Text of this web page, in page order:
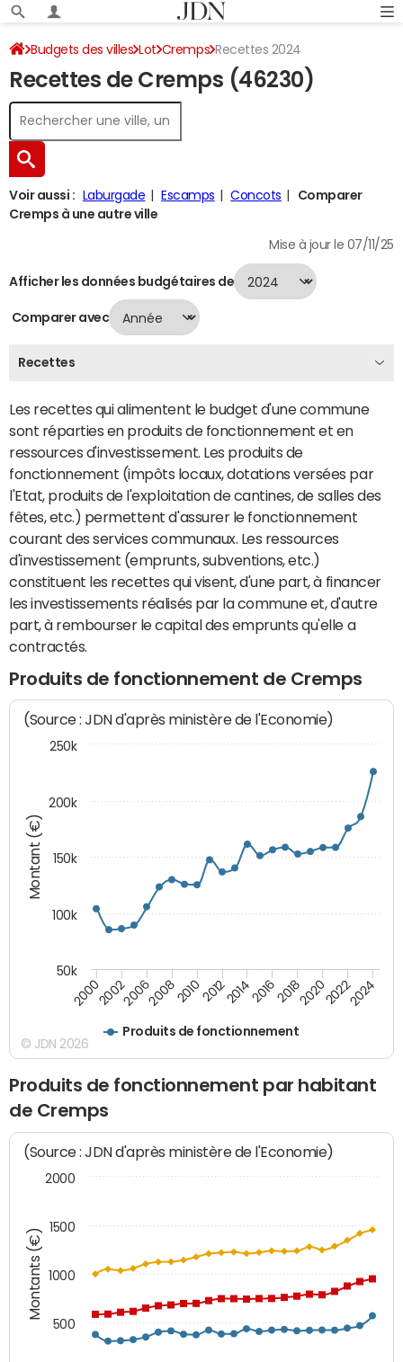
Budgets des villes Lot Cremps Recettes 2024
Recettes de Cremps (46230)
Voir aussi : Laburgade Escamps Concots
Comparer
Cremps à une autre ville
Mise à jour le 07/11/25
Afficher les données budgétaires de
Comparer avec
Recettes
Les recettes qui alimentent le budget d'une commune
sont réparties en produits de fonctionnement et en
ressources d'investissement. Les produits de
fonctionnement (impôts locaux, dotations versées par
l'Etat, produits de l'exploitation de cantines, de salles des
fêtes, etc.) permettent d'assurer le fonctionnement
courant des services communaux. Les ressources
d'investissement (emprunts, subventions, etc.)
constituent les recettes qui visent, d'une part, à financer
les investissements réalisés par la commune et, d'autre
part, à rembourser le capital des emprunts qu'elle a
contractés.
Produits de fonctionnement de Cremps
Montant (€)
(Source : JDN d'après ministère de l'Economie)
Produits de fonctionnement
200020022006200820102012201420162018202020222024
50k
100k
150k
200k
250k
© JDN 2026
Produits de fonctionnement par habitant
de Cremps
Montants (€)
(Source : JDN d'après ministère de l'Economie)
500
1000
1500
2000